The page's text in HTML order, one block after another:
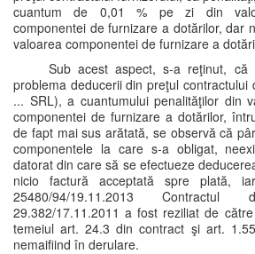
cuantum de 0,01 % pe zi din
componentei de furnizare a dotărilor, dar
valoarea componentei de furnizare a
Sub acest aspect, s-a reţinut,
problema deducerii din preţul contractului
... SRL), a cuantumului penalităţilor din
componentei de furnizare a dotărilor,
de fapt mai sus arătată, se observă că
componentele la care s-a obligat,
datorat din care să se efectueze
nicio factură acceptată spre plată,
25480/94/19.11.2013
29.382/17.11.2011 a fost reziliat de
temeiul art. 24.3 din contract şi art.
nemaifiind în derulare.